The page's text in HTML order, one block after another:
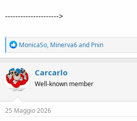
--------------------->
R
e
a
c
t
i
o
n
s
MonicaSo, Minerva6and Pnin
Carcarlo
Well-known member
25 Maggio 2026